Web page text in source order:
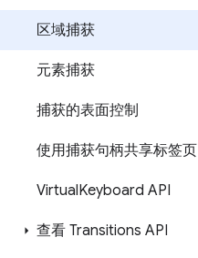
区域捕获
元素捕获
捕获的表面控制
使用捕获句柄共享标签页
VirtualKeyboard API
查看 Transitions API